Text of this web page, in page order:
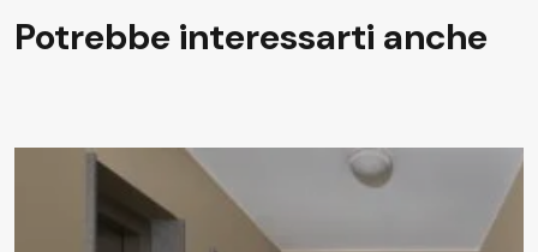
Potrebbe interessarti anche